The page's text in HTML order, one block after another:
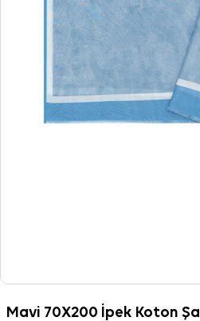
Mavi 70X200 İpek Koton Şal